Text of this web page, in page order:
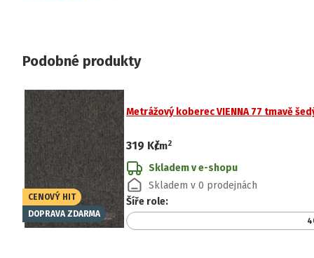
Podobné produkty
CENOVÝ HIT
DOPRAVA ZDARMA
Metrážový koberec VIENNA 77 tmavě
319 Kč
/m2
Skladem v e-shopu
Skladem v 0 prodejnách
Šíře role: